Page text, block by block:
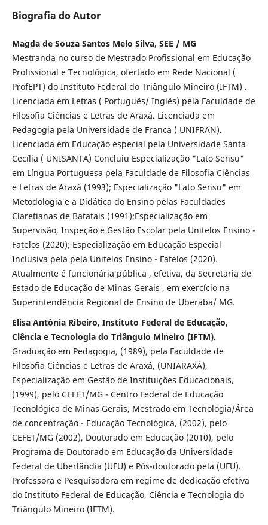
Biografia do Autor
Magda de Souza Santos Melo Silva, SEE / MG
Mestranda no curso de Mestrado Profissional em Educação
Profissional e Tecnológica, ofertado em Rede Nacional (
ProfEPT) do Instituto Federal do Triângulo Mineiro (IFTM) .
Licenciada em Letras ( Português/ Inglês) pela Faculdade de
Filosofia Ciências e Letras de Araxá. Licenciada em
Pedagogia pela Universidade de Franca ( UNIFRAN).
Licenciada em Educação especial pela Universidade Santa
Cecília ( UNISANTA) Concluiu Especialização "Lato Sensu"
em Língua Portuguesa pela Faculdade de Filosofia Ciências
e Letras de Araxá (1993); Especialização "Lato Sensu" em
Metodologia e a Didática do Ensino pelas Faculdades
Claretianas de Batatais (1991);Especialização em
Supervisão, Inspeção e Gestão Escolar pela Unitelos Ensino -
Fatelos (2020); Especialização em Educação Especial
Inclusiva pela pela Unitelos Ensino - Fatelos (2020).
Atualmente é funcionária pública , efetiva, da Secretaria de
Estado de Educação de Minas Gerais , em exercício na
Superintendência Regional de Ensino de Uberaba/ MG.
Elisa Antônia Ribeiro, Instituto Federal de Educação,
Ciência e Tecnologia do Triângulo Mineiro (IFTM).
Graduação em Pedagogia, (1989), pela Faculdade de
Filosofia Ciências e Letras de Araxá, (UNIARAXÁ),
Especialização em Gestão de Instituições Educacionais,
(1999), pelo CEFET/MG - Centro Federal de Educação
Tecnológica de Minas Gerais, Mestrado em Tecnologia/Área
de concentração - Educação Tecnológica, (2002), pelo
CEFET/MG (2002), Doutorado em Educação (2010), pelo
Programa de Doutorado em Educação da Universidade
Federal de Uberlândia (UFU) e Pós-doutorado pela (UFU).
Professora e Pesquisadora em regime de dedicação efetiva
do Instituto Federal de Educação, Ciência e Tecnologia do
Triângulo Mineiro (IFTM).